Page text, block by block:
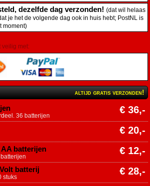
dezelfde dag verzonden! (dat wil helaas
je het de volgende dag ook in huis hebt; PostNL is
moment)
veilig met:
altijd gratis verzonden!
€ 36,-
36 batterijen
€ 20,-
AA batterijen € 12,-
batterij € 28,-
stuks